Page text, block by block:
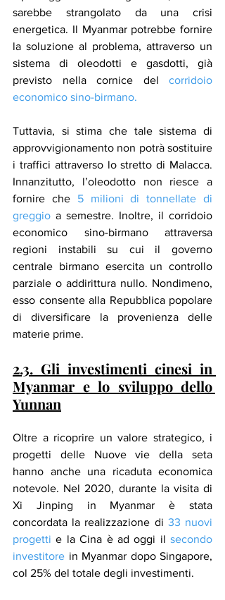
sarebbe strangolato da una crisi
energetica. Il Myanmar potrebbe fornire
la soluzione al problema, attraverso un
sistema di oleodotti e gasdotti, già
previsto nella cornice del corridoio
economico sino-birmano.
Tuttavia, si stima che tale sistema di
approvvigionamento non potrà sostituire
i traffici attraverso lo stretto di Malacca.
Innanzitutto, l’oleodotto non riesce a
fornire che 5 milioni di tonnellate di
greggio a semestre. Inoltre, il corridoio
economico sino-birmano attraversa
regioni instabili su cui il governo
centrale birmano esercita un controllo
parziale o addirittura nullo. Nondimeno,
esso consente alla Repubblica popolare
di diversificare la provenienza delle
materie prime.
2.3. Gli investimenti cinesi in
Myanmar e lo sviluppo dello
Yunnan
Oltre a ricoprire un valore strategico, i
progetti delle Nuove vie della seta
hanno anche una ricaduta economica
notevole. Nel 2020, durante la visita di
Xi Jinping in Myanmar è stata
concordata la realizzazione di 33 nuovi
progetti e la Cina è ad oggi il secondo
investitore in Myanmar dopo Singapore,
col 25% del totale degli investimenti.